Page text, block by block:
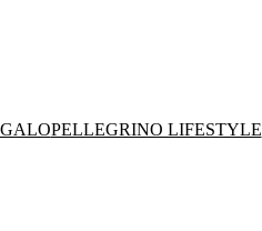
PELLEGRINO LIFESTYLE